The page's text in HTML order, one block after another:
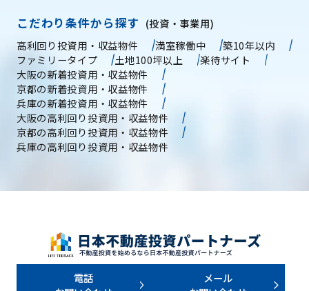
こだわり条件から探す (投資・事業用)
高利回り投資用・収益物件
満室稼働中
築10年以内
ファミリータイプ
土地100坪以上
楽待サイト
大阪の新着投資用・収益物件
京都の新着投資用・収益物件
兵庫の新着投資用・収益物件
大阪の高利回り投資用・収益物件
京都の高利回り投資用・収益物件
兵庫の高利回り投資用・収益物件
電話
メール